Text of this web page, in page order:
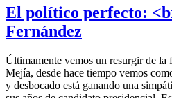
El político perfecto:
Fernández
Últimamente vemos un resurgir de
Mejía, desde hace tiempo vemos
y desbocado está ganando una